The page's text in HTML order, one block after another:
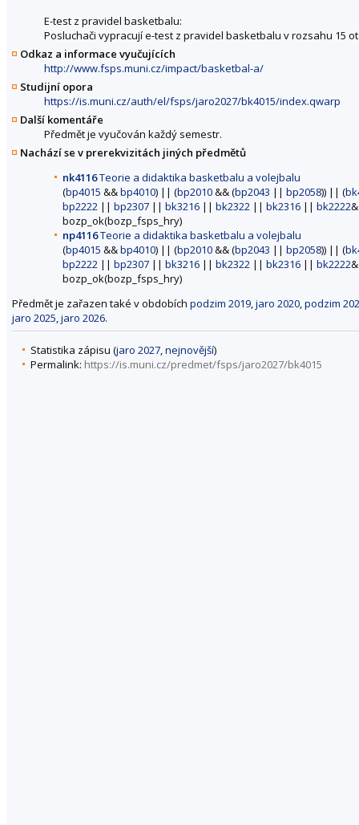
E-test z pravidel basketbalu:
Posluchači vypracují e-test z pravidel basketbalu v rozsahu 15
Odkaz a informace vyučujících
http://www.fsps.muni.cz/impact/basketbal-a/
Studijní opora
https://is.muni.cz/auth/el/fsps/jaro2027/bk4015/index.qwarp
Další komentáře
Předmět je vyučován každý semestr.
Nachází se v prerekvizitách jiných předmětů
nk4116Teorie a didaktika basketbalu a volejbalu
(bp4015 &&bp4010) || (bp2010&& (bp2043 || bp2058)) || (
bp2222 || bp2307 || bk3216 || bk2322 || bk2316 || bk2222
bozp_ok(bozp_fsps_hry)
np4116Teorie a didaktika basketbalu a volejbalu
(bp4015 &&bp4010) || (bp2010&& (bp2043 || bp2058)) || (
bp2222 || bp2307 || bk3216 || bk2322 || bk2316 || bk2222
bozp_ok(bozp_fsps_hry)
Předmět je zařazen také v obdobích podzim 2019,jaro 2020,podzim
jaro 2025,jaro 2026.
Statistika zápisu (jaro 2027,nejnovější)
Permalink: https://is.muni.cz/predmet/fsps/jaro2027/bk4015